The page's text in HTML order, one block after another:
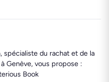
spécialiste du rachat et de la
Genève, vous propose :
Book